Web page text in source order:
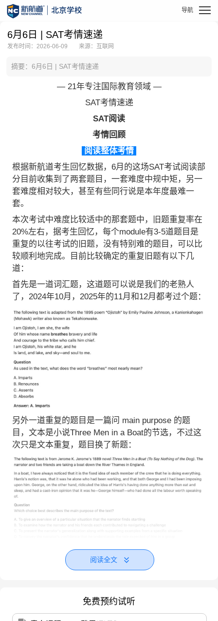
6月6日 | SAT考情速递
发布时间：2026-06-09 来源：互联网
摘要：6月6日 | SAT考情速递
— 21年专注国际教育领域 —
SAT考情速递
SAT阅读
考情回顾
阅读整体考情
根据新航道考生回忆数据，6月的这场SAT考试阅读部
分目前收集到了两套题目，一套难度中规中矩，另一
套难度相对较大，甚至有些同行说是本年度最难一
套。
本次考试中难度比较适中的那套题中，旧题重复率在
20%左右，据考生回忆，每个module有3-5道题目是
重复的以往考试的旧题，没有特别难的题目，可以比
较顺利地完成。目前比较确定的重复旧题有以下几
道：
首先是一道词汇题，这道题可以说是我们的老熟人
了，2024年10月，2025年的11月和12月都考过个题：
另外一道重复的题目是一篇问 main purpose 的题
目，文本是小说Three Men in a Boat的节选，不过这
次只是文本重复，题目换了新题：
最后是一道数据循证题，即图表题：
阅读全文
免费预约试听